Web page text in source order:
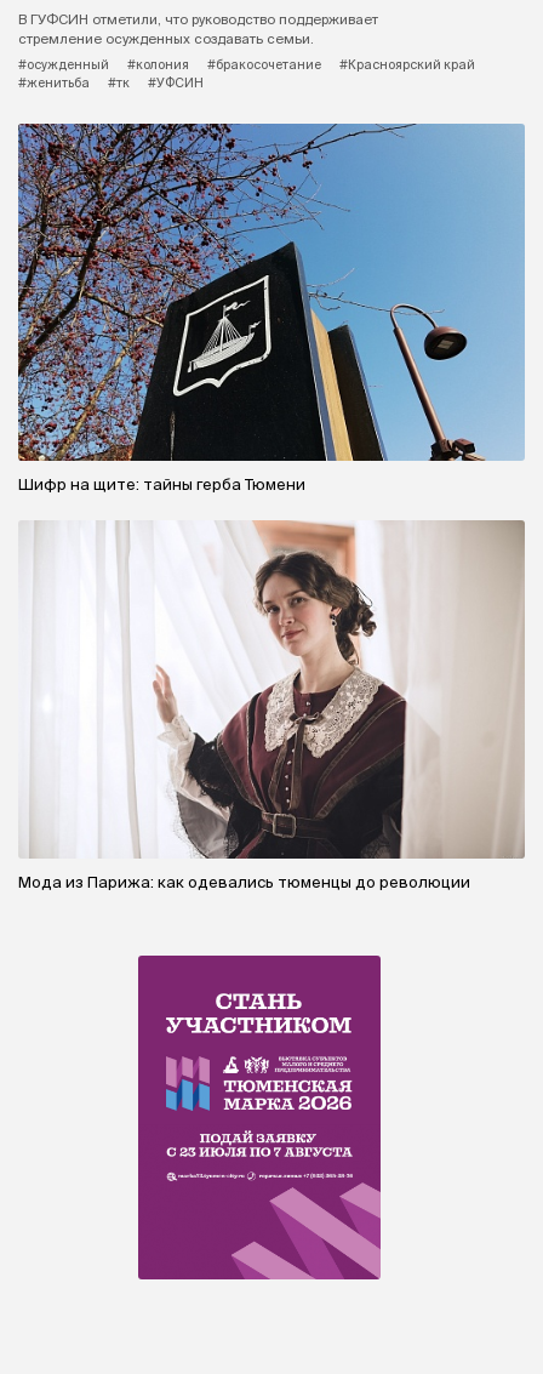
В ГУФСИН отметили, что руководство поддерживает
стремление осужденных создавать семьи.
#осужденный
#колония #бракосочетание
#Красноярский край
#женитьба
#тк #УФСИН
Шифр на щите: тайны герба Тюмени
Мода из Парижа: как одевались тюменцы до революции